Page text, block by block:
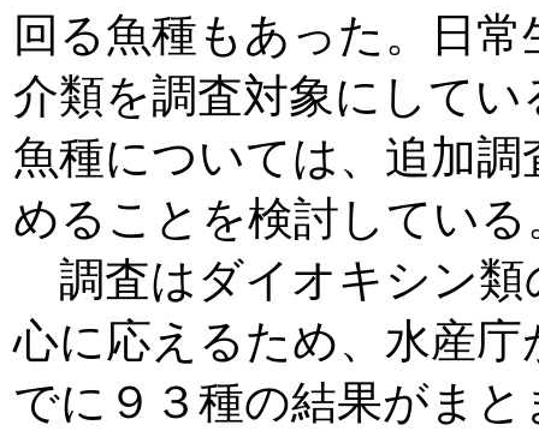
回る魚種もあった。日
介類を調査対象にして
魚種については、追加
めることを検討している
調査はダイオキシン類
心に応えるため、水産
でに９３種の結果がまと